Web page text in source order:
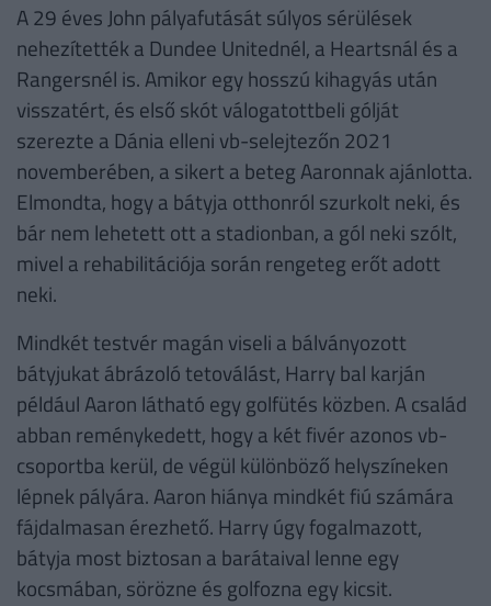
A 29 éves John pályafutását súlyos sérülések
nehezítették a Dundee Unitednél, a Heartsnál és a
Rangersnél is. Amikor egy hosszú kihagyás után
visszatért, és első skót válogatottbeli gólját
szerezte a Dánia elleni vb-selejtezőn 2021
novemberében, a sikert a beteg Aaronnak ajánlotta.
Elmondta, hogy a bátyja otthonról szurkolt neki, és
bár nem lehetett ott a stadionban, a gól neki szólt,
mivel a rehabilitációja során rengeteg erőt adott
neki.
Mindkét testvér magán viseli a bálványozott
bátyjukat ábrázoló tetoválást, Harry bal karján
például Aaron látható egy golfütés közben. A család
abban reménykedett, hogy a két fivér azonos vb-
csoportba kerül, de végül különböző helyszíneken
lépnek pályára. Aaron hiánya mindkét fiú számára
fájdalmasan érezhető. Harry úgy fogalmazott,
bátyja most biztosan a barátaival lenne egy
kocsmában, sörözne és golfozna egy kicsit.